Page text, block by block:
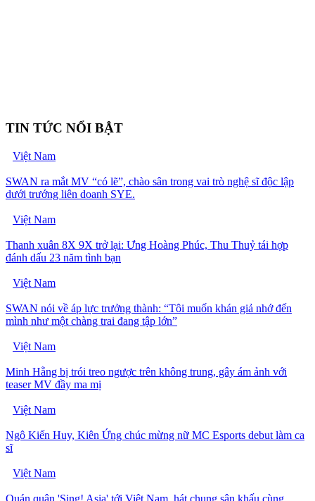
TIN TỨC NỔI BẬT
Việt Nam
SWAN ra mắt MV “có lẽ”, chào sân trong vai trò nghệ sĩ độc lập
dưới trướng liên doanh SYE.
Việt Nam
Thanh xuân 8X 9X trở lại: Ưng Hoàng Phúc, Thu Thuỷ tái hợp
đánh dấu 23 năm tình bạn
Việt Nam
SWAN nói về áp lực trưởng thành: “Tôi muốn khán giả nhớ đến
mình như một chàng trai đang tập lớn”
Việt Nam
Minh Hằng bị trói treo ngược trên không trung, gây ám ảnh với
teaser MV đầy ma mị
Việt Nam
Ngô Kiến Huy, Kiên Ứng chúc mừng nữ MC Esports debut làm ca
sĩ
Việt Nam